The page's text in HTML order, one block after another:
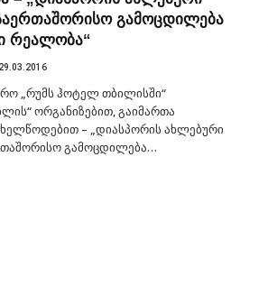
გამოცდილება
რეალობა“
29.03.2016
„რუმს ჰოტელ თბილისში“
ორგანიზებით, გაიმართა
– „დიასპორის ახლებური
გამოცდილება…